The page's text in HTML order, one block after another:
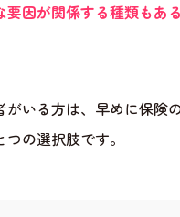
要因が関係する種類もある
がいる方は、早めに保険
の選択肢です。